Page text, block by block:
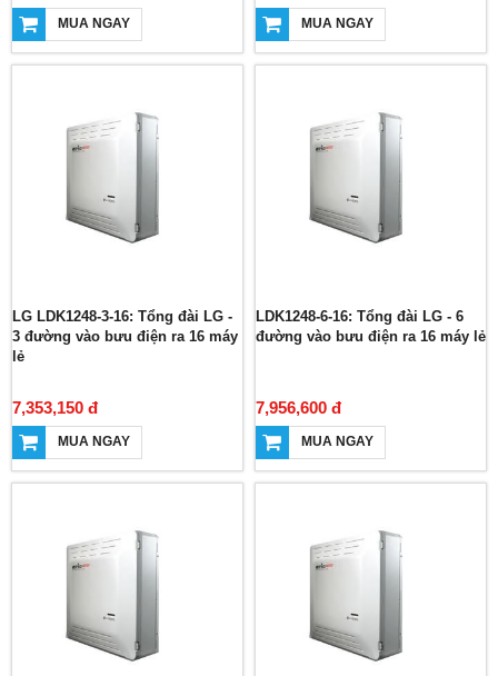
MUA NGAY MUA NGAY
LG LDK1248-3-16: Tổng đài LG -
3 đường vào bưu điện ra 16 máy
lẻ
7,353,150 đ
MUA NGAY
LDK1248-6-16: Tổng đài LG - 6
đường vào bưu điện ra 16 máy lẻ
7,956,600 đ
MUA NGAY